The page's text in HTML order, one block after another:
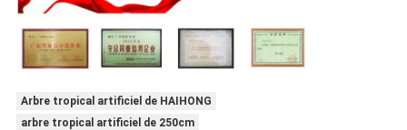
Arbre tropical artificiel de HAIHONG
arbre tropical artificiel de 250cm